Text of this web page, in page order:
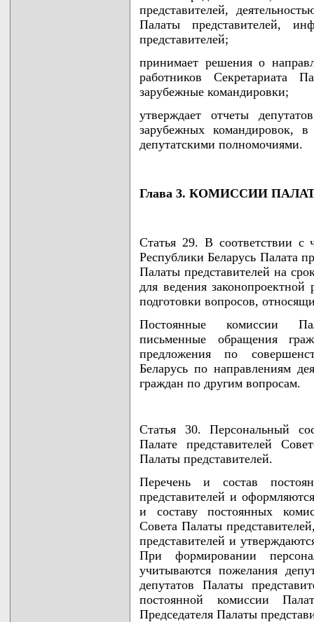
представителей,
Палаты представителей,
представителей;
принимает решения о
работников
зарубежные командировки;
утверждает отчеты
зарубежных командировок,
депутатскими полномочиями.
Глава 3. КОМИССИИ
Статья 29. В соответствии с
Республики Беларусь Палата
Палаты представителей на
для ведения законопроектной
подготовки вопросов,
Постоянные комиссии
письменные обращения
предложения по
Беларусь по направлениям
граждан по другим вопросам.
Статья 30. Персональный
Палате представителей
Палаты представителей.
Перечень и состав
представителей и
и составу постоянных
Совета Палаты
представителей и
При формировании
учитываются пожелания
депутатов Палаты
постоянной комиссии
Председателя Палаты